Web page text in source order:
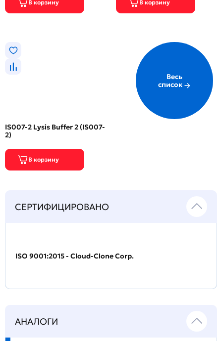
IS007-2 Lysis Buffer 2 (IS007-
2)
Весь
список
СЕРТИФИЦИРОВАНО
ISO 9001:2015 - Cloud-Clone Corp.
АНАЛОГИ